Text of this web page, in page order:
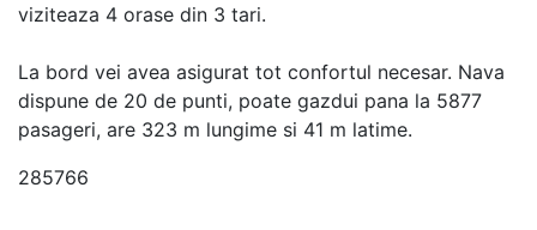
viziteaza 4 orase din 3 tari.
La bord vei avea asigurat tot confortul necesar. Nava
dispune de 20 de punti, poate gazdui pana la 5877
pasageri, are 323 m lungime si 41 m latime.
285766